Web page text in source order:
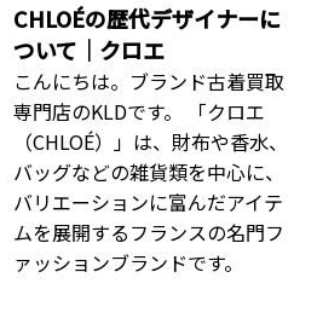
CHLOÉの歴代デザイナーに
ついて｜クロエ
こんにちは。ブランド古着買取
専門店のKLDです。 「クロエ
（CHLOÉ）」は、財布や香水、
バッグなどの雑貨類を中心に、
バリエーションに富んだアイテ
ムを展開するフランスの名門フ
ァッションブランドです。